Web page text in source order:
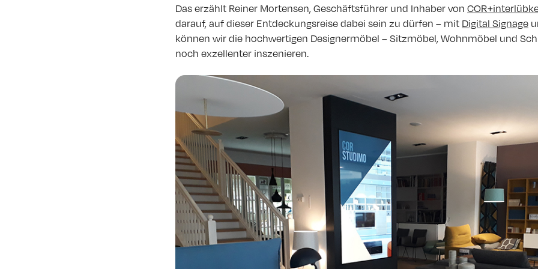
Das erzählt Reiner Mortensen, Geschäftsführer und Inhaber von
darauf, auf dieser Entdeckungsreise dabei sein zu dürfen – mit Digital Signage
können wir die hochwertigen Designermöbel – Sitzmöbel, Wohnmöbel und
noch exzellenter inszenieren.